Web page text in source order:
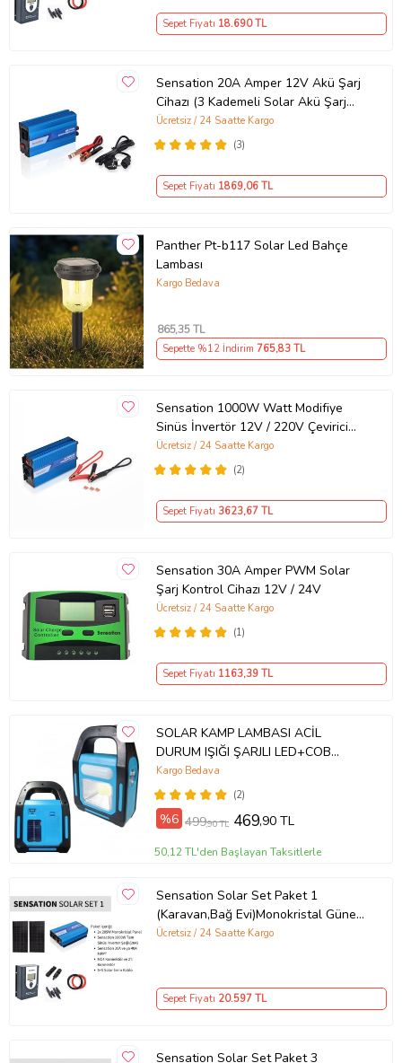
Sepet Fiyatı 18.690TL
Sensation 20A Amper 12V Akü Şarj
Cihazı (3 Kademeli Solar Akü Şarj
Özelliği) (Karavan,Tekne,Bağ Evi)
(3)
Ücretsiz / 24 Saatte Kargo
Sepet Fiyatı 1869,06 TL
Panther Pt-b117 Solar Led Bahçe
Lambası
Kargo Bedava
865,35 TL
Sepette %12 İndirim 765,83 TL
Sensation 1000W Watt Modifiye
Sinüs İnvertör 12V / 220V Çevirici
İnverter
(2)
Ücretsiz / 24 Saatte Kargo
Sepet Fiyatı 3623,67 TL
Sensation 30A Amper PWM Solar
Şarj Kontrol Cihazı 12V / 24V
(1)
Ücretsiz / 24 Saatte Kargo
Sepet Fiyatı 1163,39 TL
SOLAR KAMP LAMBASI ACİL
DURUM IŞIĞI ŞARJLI LED+COB
GOLD ORION GÜNEŞ ENERJİLİ ÇİFT
BATARYA
(2)
Kargo Bedava
%6 499,90 TL 469,90 TL
50,12 TL'den Başlayan Taksitlerle
Sensation Solar Set Paket 1
(Karavan,Bağ Evi)Monokristal Güneş
Paneli-Mppt-İnverter Tam Sinüs
Ücretsiz / 24 Saatte Kargo
Sepet Fiyatı 20.597TL
Sensation Solar Set Paket 3